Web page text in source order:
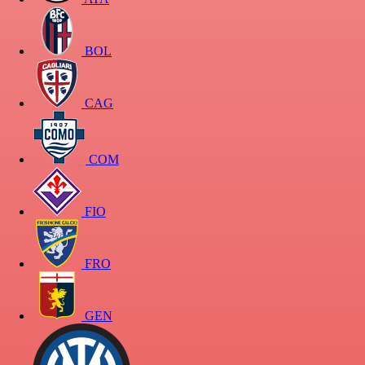
BOL
CAG
COM
FIO
FRO
GEN